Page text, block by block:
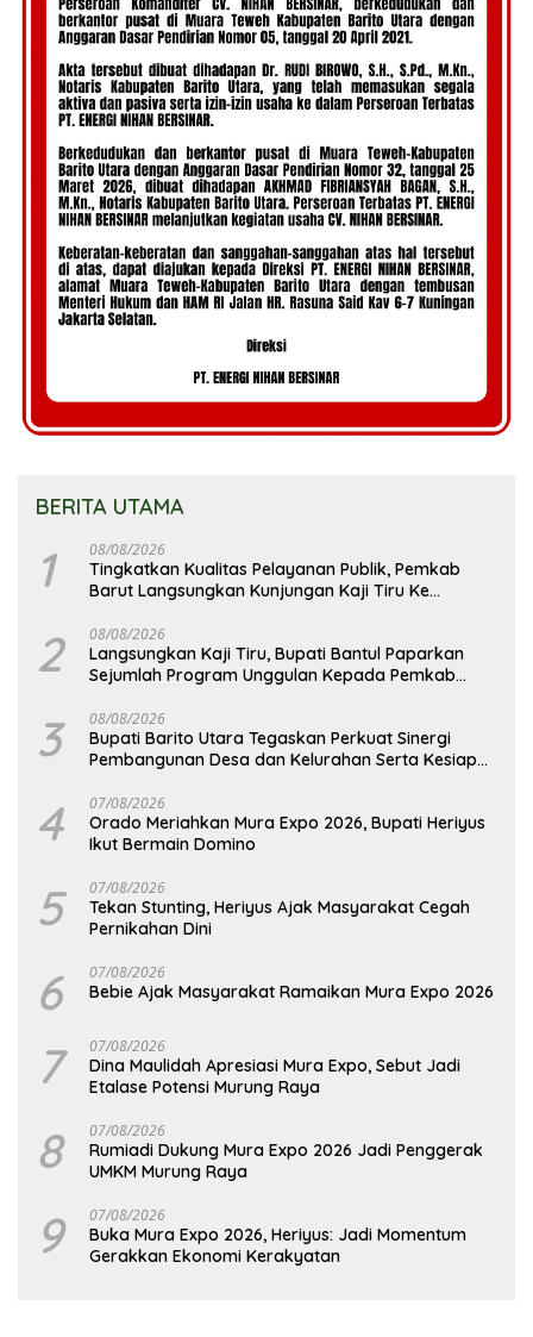
BERITA UTAMA
1 08/08/2026
Tingkatkan Kualitas Pelayanan Publik, Pemkab
Barut Langsungkan Kunjungan Kaji Tiru Ke
2 08/08/2026
Langsungkan Kaji Tiru, Bupati Bantul Paparkan
Sejumlah Program Unggulan Kepada Pemkab
3 08/08/2026
Bupati Barito Utara Tegaskan Perkuat Sinergi
Pembangunan Desa dan Kelurahan Serta Kesiapan
4 07/08/2026
Orado Meriahkan Mura Expo 2026, Bupati Heriyus
Ikut Bermain Domino
5 07/08/2026
Tekan Stunting, Heriyus Ajak Masyarakat Cegah
Pernikahan Dini
6 07/08/2026
Bebie Ajak Masyarakat Ramaikan Mura Expo 2026
7 07/08/2026
Dina Maulidah Apresiasi Mura Expo, Sebut Jadi
Etalase Potensi Murung Raya
8 07/08/2026
Rumiadi Dukung Mura Expo 2026 Jadi Penggerak
UMKM Murung Raya
9 07/08/2026
Buka Mura Expo 2026, Heriyus: Jadi Momentum
Gerakkan Ekonomi Kerakyatan